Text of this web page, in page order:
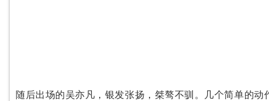
随后出场的吴亦凡，银发张扬，桀骜不驯。几个简单的动